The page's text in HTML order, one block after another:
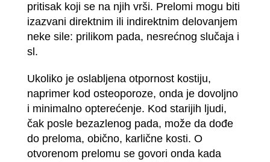
pritisak koji se na njih vrši. Prelomi mogu biti
izazvani direktnim ili indirektnim delovanjem
neke sile: prilikom pada, nesrećnog slučaja i
sl.
Ukoliko je oslabljena otpornost kostiju,
naprimer kod osteoporoze, onda je dovoljno
i minimalno opterećenje. Kod starijih ljudi,
čak posle bezazlenog pada, može da dođe
do preloma, obično, karlične kosti. O
otvorenom prelomu se govori onda kada